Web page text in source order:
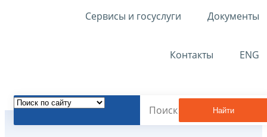
Сервисы и госуслуги Документы
Контакты ENG
Найти